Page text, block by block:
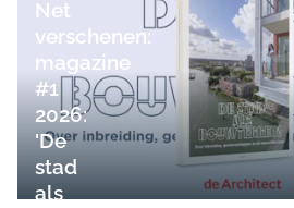
Net
verschenen:
magazine
#1
2026:
'De
stad
als